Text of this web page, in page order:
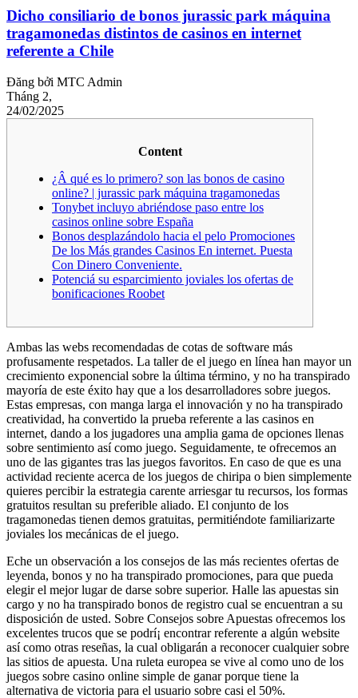
Dicho consiliario de bonos jurassic park máquina
tragamonedas distintos de casinos en internet
referente a Chile
Đăng bởi MTC Admin
Tháng 2,
24/02/2025
Content
¿Â qué es lo primero? son las bonos de casino
online? | jurassic park máquina tragamonedas
Tonybet incluyo abriéndose paso entre los
casinos online sobre España
Bonos desplazándolo hacia el pelo Promociones
De los Más grandes Casinos En internet. Puesta
Con Dinero Conveniente.
Potenciá su esparcimiento joviales los ofertas de
bonificaciones Roobet
Ambas las webs recomendadas de cotas de software más
profusamente respetados. La taller de el juego en línea han mayor un
crecimiento exponencial sobre la última término, y no ha transpirado
mayoría de este éxito hay que a los desarrolladores sobre juegos.
Estas empresas, con manga larga el innovación y no ha transpirado
creatividad, ha convertido la prueba referente a las casinos en
internet, dando a los jugadores una amplia gama de opciones llenas
sobre sentimiento así­ como juego. Seguidamente, te ofrecemos an
uno de las gigantes tras las juegos favoritos. En caso de que es una
actividad reciente acerca de los juegos de chiripa o bien simplemente
quieres percibir la estrategia carente arriesgar tu recursos, los formas
gratuitos resultan su preferible aliado. El conjunto de los
tragamonedas tienen demos gratuitas, permitiéndote familiarizarte
joviales los mecánicas de el juego.
Eche un observación a los consejos de las más recientes ofertas de
leyenda, bonos y no ha transpirado promociones, para que pueda
elegir el mejor lugar de darse sobre superior. Halle las apuestas sin
cargo y no ha transpirado bonos de registro cual se encuentran a su
disposición de usted. Sobre Consejos sobre Apuestas ofrecemos los
excelentes trucos que se podrí¡ encontrar referente a algún website
así­ como otras reseñas, la cual obligarán a reconocer cualquier sobre
las sitios de apuesta. Una ruleta europea se vive al como uno de los
juegos sobre casino online simple de ganar porque tiene la
alternativa de victoria para el usuario sobre casi el 50%.